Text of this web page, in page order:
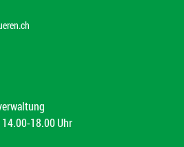
18.00 Uhr